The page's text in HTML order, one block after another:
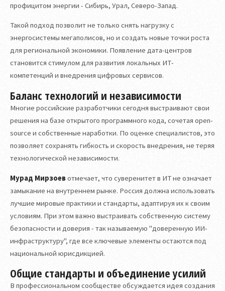
профицитом энергии - Сибирь, Урал, Северо-Запад.
Такой подход позволит не только снять нагрузку с
энергосистемы мегаполисов, но и создать новые точки роста
для региональной экономики. Появление дата-центров
становится стимулом для развития локальных ИТ-
компетенций и внедрения цифровых сервисов.
Баланс технологий и независимости
Многие российские разработчики сегодня выстраивают свои
решения на базе открытого программного кода, сочетая open-
source и собственные наработки. По оценке специалистов, это
позволяет сохранять гибкость и скорость внедрения, не теряя
технологической независимости.
Мурад Мирзоевотмечает, что суверенитет в ИТ не означает
замыкание на внутреннем рынке. Россия должна использовать
лучшие мировые практики и стандарты, адаптируя их к своим
условиям. При этом важно выстраивать собственную систему
безопасности и доверия - так называемую "доверенную ИИ-
инфраструктуру", где все ключевые элементы остаются под
национальной юрисдикцией.
Общие стандарты и объединение усилий
В профессиональном сообществе обсуждается идея создания